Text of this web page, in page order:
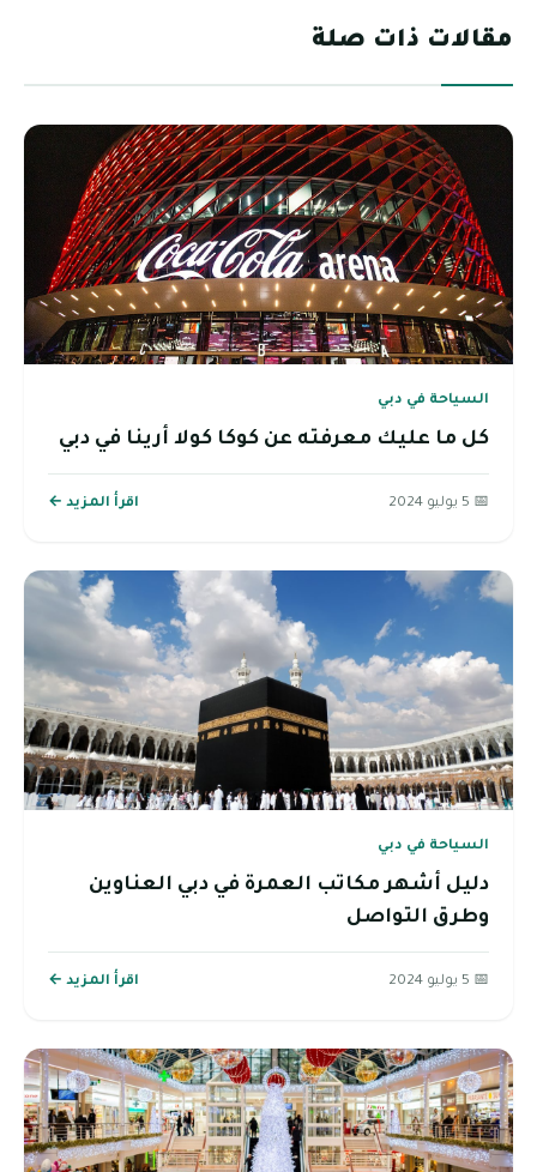
مقالات ذات صلة
السياحة في دبي
كل ما عليك معرفته عن كوكا كولا أرينا في دبي
📅 5 يوليو 2024 اقرأ المزيد ←
السياحة في دبي
دليل أشهر مكاتب العمرة في دبي العناوين
وطرق التواصل
📅 5 يوليو 2024 اقرأ المزيد ←